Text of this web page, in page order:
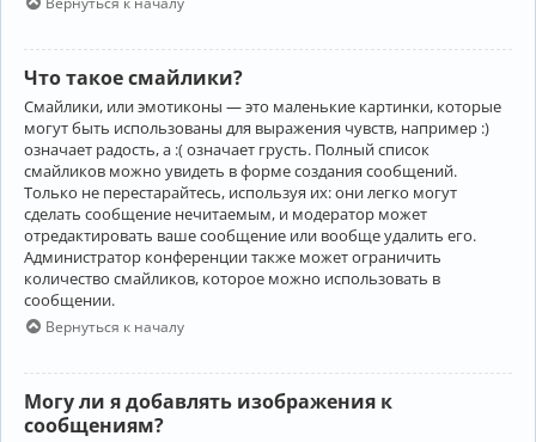
Что такое смайлики?
Смайлики, или эмотиконы — это маленькие картинки, которые
могут быть использованы для выражения чувств, например :)
означает радость, а :( означает грусть. Полный список
смайликов можно увидеть в форме создания сообщений.
Только не перестарайтесь, используя их: они легко могут
сделать сообщение нечитаемым, и модератор может
отредактировать ваше сообщение или вообще удалить его.
Администратор конференции также может ограничить
количество смайликов, которое можно использовать в
сообщении.
Вернуться к началу
Могу ли я добавлять изображения к
сообщениям?